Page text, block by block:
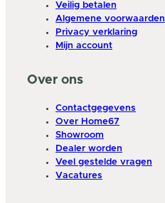
Veilig betalen
Algemene voorwaarden
Privacy verklaring
Mijn account
Over ons
Contactgegevens
Over Home67
Showroom
Dealer worden
Veel gestelde vragen
Vacatures